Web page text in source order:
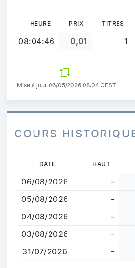
HEURE PRIX TITRES
08:04:46 0,01 1
Mise à jour 06/05/2026 08:04 CEST
COURS
contenu
principal
DATE HAUT
06/08/2026 -
05/08/2026
-
04/08/2026
-
03/08/2026
-
31/07/2026
-